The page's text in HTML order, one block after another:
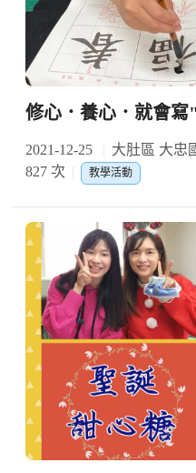
修心．養心．就會
2021-12-25 大肚區 大忠
827 次
教學活動